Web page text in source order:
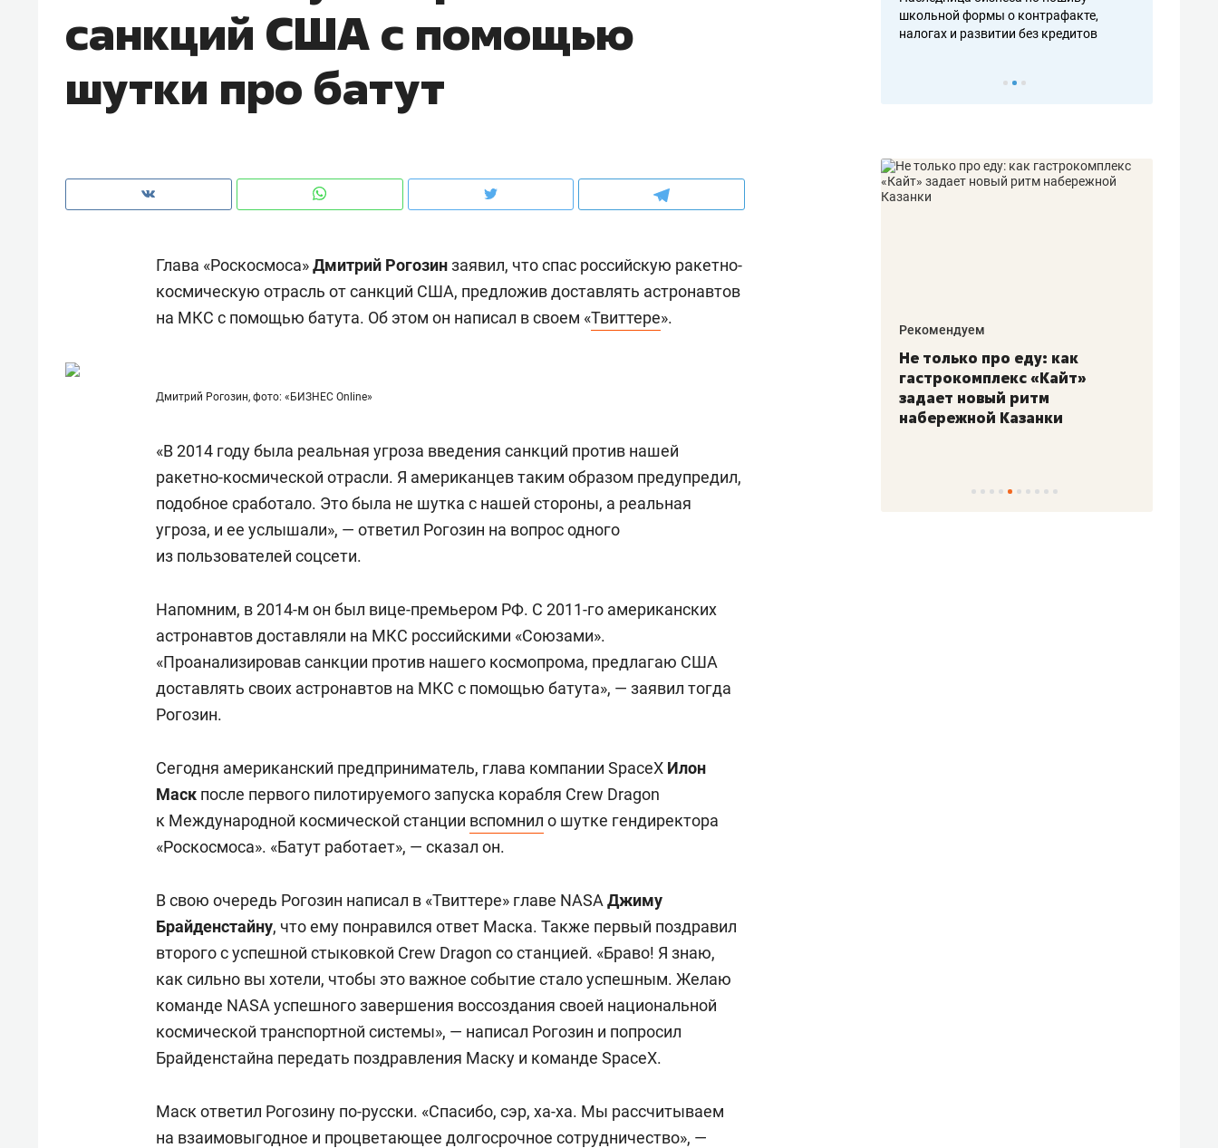
санкций США с помощью
шутки про батут
Глава «Роскосмоса»Дмитрий Рогозинзаявил, что спас российскую ракетно-
космическую отрасль от санкций США, предложив доставлять астронавтов
на МКС с помощью батута. Об этом он написал в своем «Твиттере».
Дмитрий Рогозин, фото: «БИЗНЕС Online»
«В 2014 году была реальная угроза введения санкций против нашей
ракетно-космической отрасли. Я американцев таким образом предупредил,
подобное сработало. Это была не шутка с нашей стороны, а реальная
угроза, и ее услышали», — ответил Рогозин на вопрос одного
из пользователей соцсети.
Напомним, в 2014-м он был вице-премьером РФ. С 2011-го американских
астронавтов доставляли на МКС российскими «Союзами».
«Проанализировав санкции против нашего космопрома, предлагаю США
доставлять своих астронавтов на МКС с помощью батута», — заявил тогда
Рогозин.
Сегодня американский предприниматель, глава компании SpaceX Илон
Маск после первого пилотируемого запуска корабля Crew Dragon
к Международной космической станции вспомнил о шутке гендиректора
«Роскосмоса». «Батут работает», — сказал он.
В свою очередь Рогозин написал в «Твиттере» главе NASA Джиму
Брайденстайну, что ему понравился ответ Маска. Также первый поздравил
второго с успешной стыковкой Crew Dragon со станцией. «Браво! Я знаю,
как сильно вы хотели, чтобы это важное событие стало успешным. Желаю
команде NASA успешного завершения воссоздания своей национальной
космической транспортной системы», — написал Рогозин и попросил
Брайденстайна передать поздравления Маску и команде SpaceX.
Маск ответил Рогозину по-русски. «Спасибо, сэр, ха-ха. Мы рассчитываем
на взаимовыгодное и процветающее долгосрочное сотрудничество», —
чем интересен Оман?
школьной формы о контрафакте,
налогах и развитии без кредитов
с ментальным и физическим
в Менделеевске прошла
Рекомендуем Рекомендуем
Не только про еду: как
гастрокомплекс «Кайт»
задает новый ритм
набережной Казанки